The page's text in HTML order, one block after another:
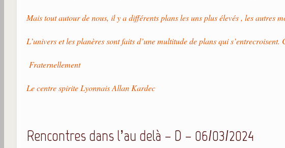
Mais tout autour de nous, il y a différents plans les uns plus élevés , les autres
L’univers et les planères sont faits d’une multitude de plans qui
Fraternellement
Le centre spirite Lyonnais Allan Kardec
Rencontres dans l’au delà – D – 06/03/2024